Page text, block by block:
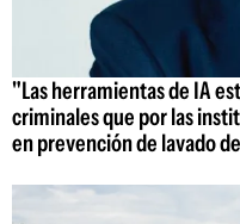
"Las herramientas de IA
criminales que por las
en prevención de lavado